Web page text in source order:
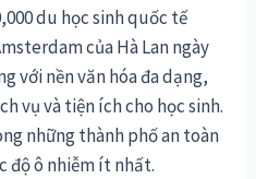
du học sinh quốc tế
của Hà Lan ngày
với nền văn hóa đa dạng,
vụ và tiện ích cho học sinh.
những thành phố an toàn
độ ô nhiễm ít nhất.